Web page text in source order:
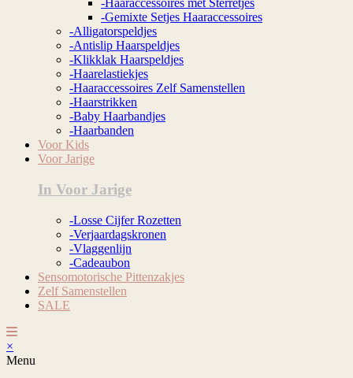
-Haaraccessoires met Sterretjes
-Gemixte Setjes Haaraccessoires
-Alligatorspeldjes
-Antislip Haarspeldjes
-Klikklak Haarspeldjes
-Haarelastiekjes
-Haaraccessoires Zelf Samenstellen
-Haarstrikken
-Baby Haarbandjes
-Haarbanden
Voor Kids
Voor Jarige
In Voor Jarige
-Losse Cijfer Rozetten
-Verjaardagskronen
-Vlaggenlijn
-Cadeaubon
Sensomotorische Pittenzakjes
Zelf Samenstellen
SALE
×
Menu